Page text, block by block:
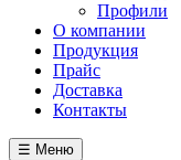
Профили
О компании
Продукция
Прайс
Доставка
Контакты
☰ Меню